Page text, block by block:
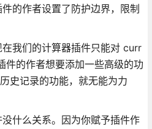
的作者设置了防护边界，限制
我们的计算器插件只能对 curr
件的作者想要添加一些高级的功
史记录的功能，就无能为力
什么关系。因为你赋予插件作